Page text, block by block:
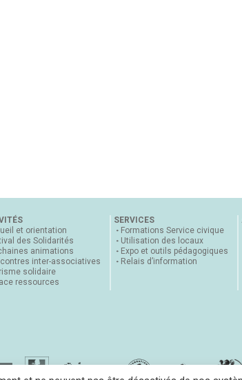
et orientation
des Solidarités
animations
inter-associatives
solidaire
ressources
SERVICES
Formations Service civique
Utilisation des locaux
Expo et outils pédagogiques
Relais d’information